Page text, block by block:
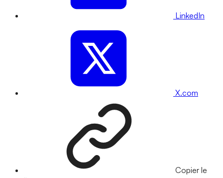
LinkedIn
X.com
Copier le